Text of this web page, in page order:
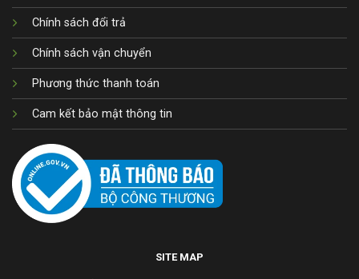
Chính sách đổi trả
Chính sách vận chuyển
Phương thức thanh toán
Cam kết bảo mật thông tin
SITE MAP